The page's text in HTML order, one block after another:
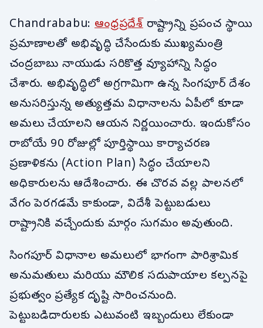
Chandrababu: ఆంధ్రప్రదేశ్రాష్ట్రాన్ని ప్రపంచ స్థాయి
ప్రమాణాలతో అభివృద్ధి చేసేందుకు ముఖ్యమంత్రి
చంద్రబాబు నాయుడు సరికొత్త వ్యూహాన్ని సిద్ధం
చేశారు. అభివృద్ధిలో అగ్రగామిగా ఉన్న సింగపూర్ దేశం
అనుసరిస్తున్న అత్యుత్తమ విధానాలను ఏపీలో కూడా
అమలు చేయాలని ఆయన నిర్ణయించారు. ఇందుకోసం
రాబోయే 90 రోజుల్లో పూర్తిస్థాయి కార్యాచరణ
ప్రణాళికను (Action Plan) సిద్ధం చేయాలని
అధికారులను ఆదేశించారు. ఈ చొరవ వల్ల పాలనలో
వేగం పెరగడమే కాకుండా, విదేశీ పెట్టుబడులు
రాష్ట్రానికి వచ్చేందుకు మార్గం సుగమం అవుతుంది.
సింగపూర్ విధానాల అమలులో భాగంగా పారిశ్రామిక
అనుమతులు మరియు మౌలిక సదుపాయాల కల్పనపై
ప్రభుత్వం ప్రత్యేక దృష్టి సారించనుంది.
పెట్టుబడిదారులకు ఎటువంటి ఇబ్బందులు లేకుండా